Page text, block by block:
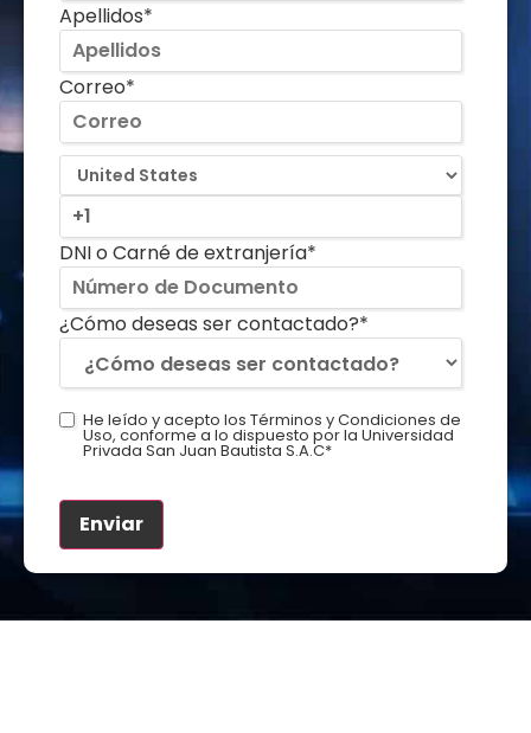
Apellidos*
Correo*
DNI o Carné de extranjería*
¿Cómo deseas ser contactado?*
He leído y acepto los Términos y Condiciones de
Uso, conforme a lo dispuesto por la Universidad
Privada San Juan Bautista S.A.C*